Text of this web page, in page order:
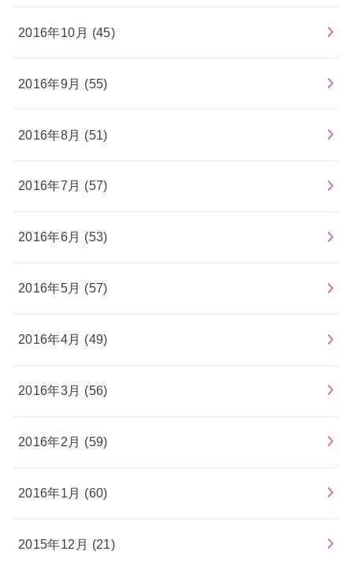
2016年10月 (45)
2016年9月 (55)
2016年8月 (51)
2016年7月 (57)
2016年6月 (53)
2016年5月 (57)
2016年4月 (49)
2016年3月 (56)
2016年2月 (59)
2016年1月 (60)
2015年12月 (21)